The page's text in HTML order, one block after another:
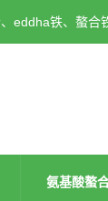
铁、螯合
氨基酸螯